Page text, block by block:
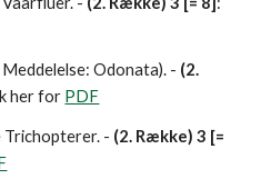
Odonata). - (2.
her for PDF
Trichopterer. - (2. Række) 3 [=